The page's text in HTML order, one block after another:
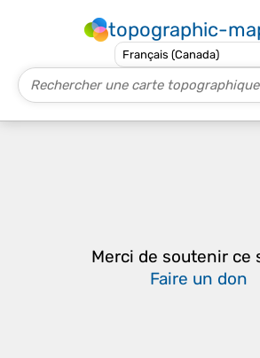
topographic-
Merci de soutenir
Faire un don